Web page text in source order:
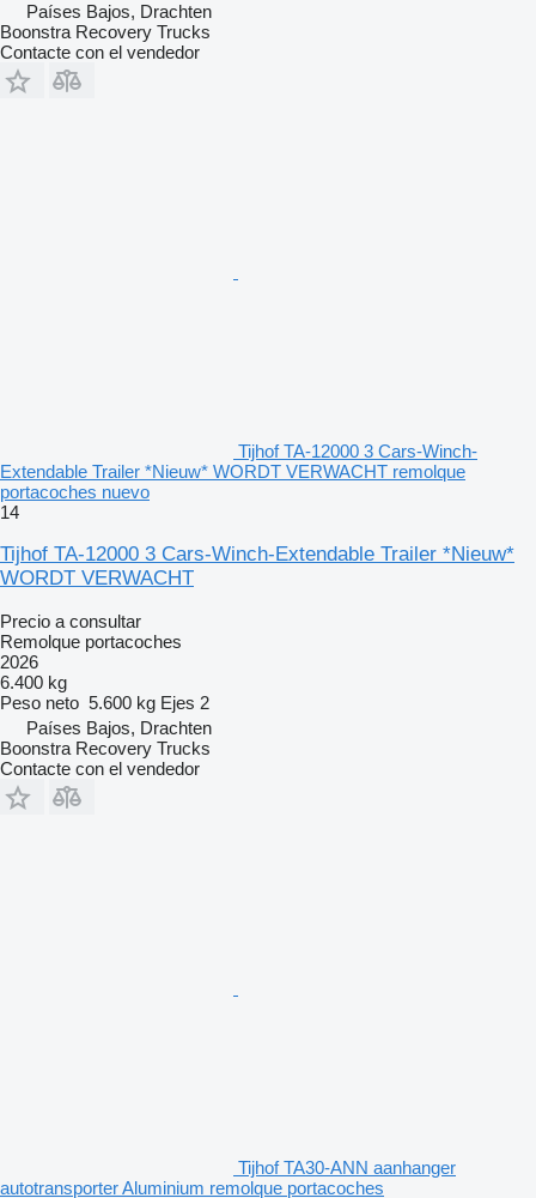
Países Bajos, Drachten
Boonstra Recovery Trucks
Contacte con el vendedor
Tijhof TA-12000 3 Cars-Winch-
Extendable Trailer *Nieuw* WORDT VERWACHT remolque
portacoches nuevo
14
Tijhof TA-12000 3 Cars-Winch-Extendable Trailer *Nieuw*
WORDT VERWACHT
Precio a consultar
Remolque portacoches
2026
6.400 kg
Peso neto 5.600 kg Ejes 2
Países Bajos, Drachten
Boonstra Recovery Trucks
Contacte con el vendedor
Tijhof TA30-ANN aanhanger
autotransporter Aluminium remolque portacoches